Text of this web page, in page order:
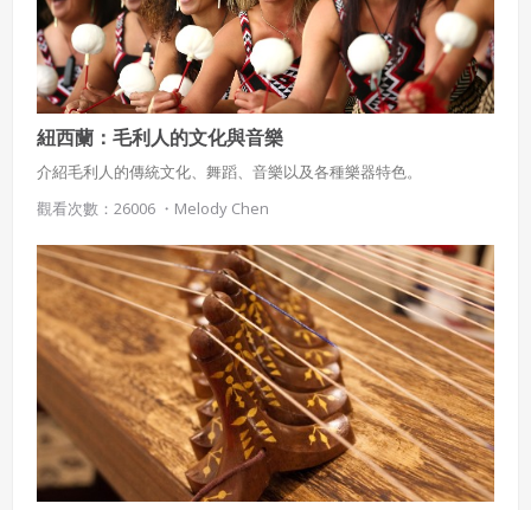
紐西蘭：毛利人的文化與音樂
介紹毛利人的傳統文化、舞蹈、音樂以及各種樂器特色。
觀看次數：26006 ・ Melody Chen